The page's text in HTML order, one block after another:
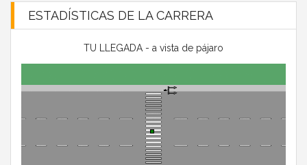
ESTADÍSTICAS DE LA CARRERA
TU LLEGADA - a vista de pájaro